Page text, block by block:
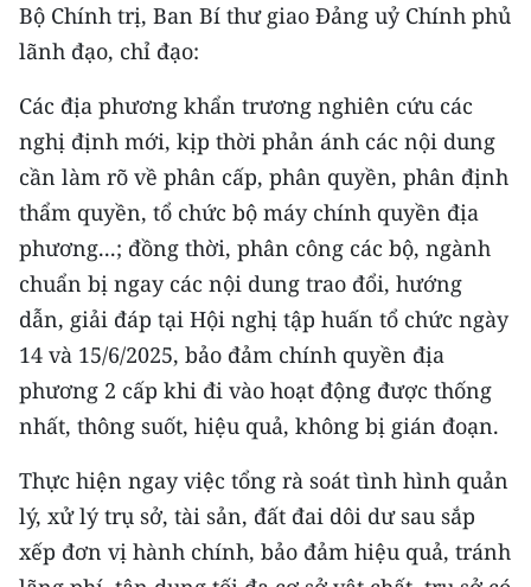
ENGLISH
中文
FRANÇAIS
РУССКИЙ
ESPAÑOL
한국어
Bộ Chính trị, Ban Bí thư giao Đảng uỷ Chính phủ
lãnh đạo, chỉ đạo:
Các địa phương khẩn trương nghiên cứu các
nghị định mới, kịp thời phản ánh các nội dung
cần làm rõ về phân cấp, phân quyền, phân định
thẩm quyền, tổ chức bộ máy chính quyền địa
phương...; đồng thời, phân công các bộ, ngành
chuẩn bị ngay các nội dung trao đổi, hướng
dẫn, giải đáp tại Hội nghị tập huấn tổ chức ngày
14 và 15/6/2025, bảo đảm chính quyền địa
phương 2 cấp khi đi vào hoạt động được thống
nhất, thông suốt, hiệu quả, không bị gián đoạn.
Thực hiện ngay việc tổng rà soát tình hình quản
lý, xử lý trụ sở, tài sản, đất đai dôi dư sau sắp
xếp đơn vị hành chính, bảo đảm hiệu quả, tránh